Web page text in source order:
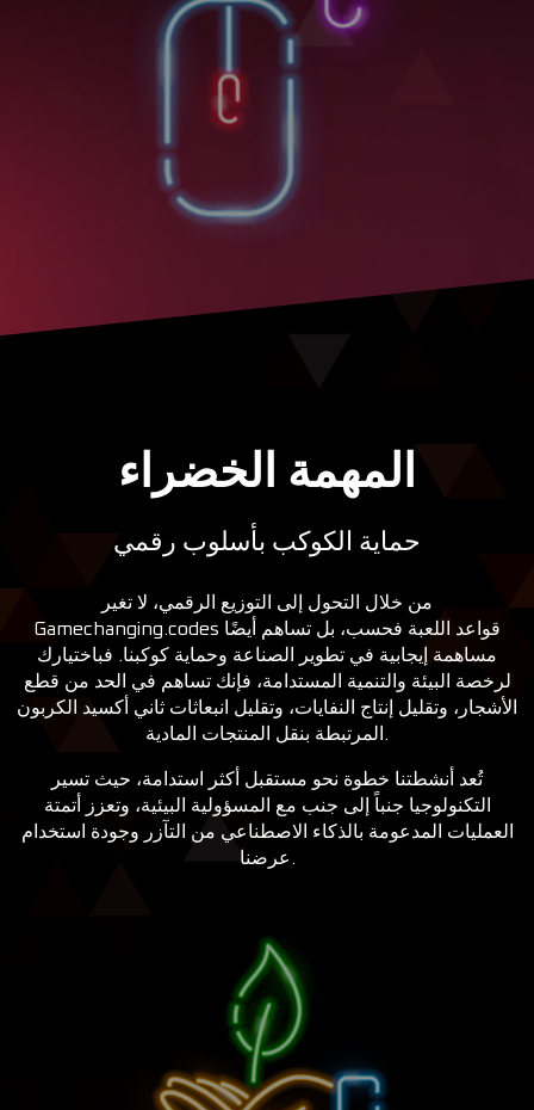
المهمة الخضراء
حماية الكوكب بأسلوب رقمي
من خلال التحول إلى التوزيع الرقمي، لا تغير
Gamechanging.codes قواعد اللعبة فحسب، بل تساهم أيضًا
مساهمة إيجابية في تطوير الصناعة وحماية كوكبنا. فباختيارك
لرخصة البيئة والتنمية المستدامة، فإنك تساهم في الحد من قطع
الأشجار، وتقليل إنتاج النفايات، وتقليل انبعاثات ثاني أكسيد الكربون
تُعد أنشطتنا خطوة نحو مستقبل أكثر استدامة، حيث تسير
التكنولوجيا جنباً إلى جنب مع المسؤولية البيئية، وتعزز أتمتة
العمليات المدعومة بالذكاء الاصطناعي من التآزر وجودة استخدام
عرضنا